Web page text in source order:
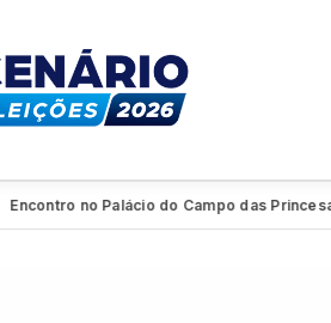
no Palácio do Campo das Princesas